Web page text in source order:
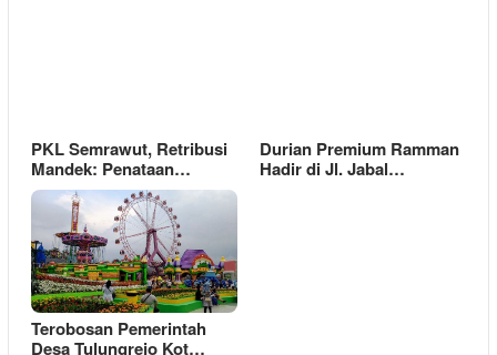
PKL Semrawut, Retribusi
Mandek: Penataan…
Durian Premium Ramman
Hadir di Jl. Jabal…
Terobosan Pemerintah
Desa Tulungrejo Kot…